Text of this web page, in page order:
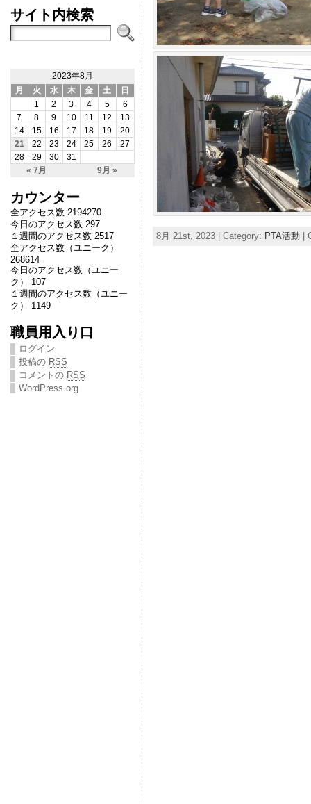
サイト内検索
2023年8月
月
火 水 木 金 土 日
« 7月 9月 »
1 2 3 4 5
6
7
8 9 10 11 12
13
14
15 16 17 18 19
20
21
22 23 24 25 26
27
28
29 30 31
カウンター
全アクセス数 2194270
今日のアクセス数 297
１週間のアクセス数 2517
全アクセス数（ユニーク）
268614
今日のアクセス数（ユニー
ク） 107
１週間のアクセス数（ユニー
ク） 1149
職員用入り口
ログイン
投稿の RSS
コメントの RSS
WordPress.org
8月 21st, 2023 | Category: PTA活動